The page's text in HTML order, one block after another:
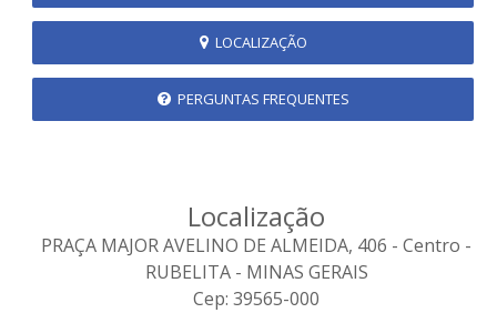
LOCALIZAÇÃO
PERGUNTAS FREQUENTES
Localização
PRAÇA MAJOR AVELINO DE ALMEIDA, 406 - Centro -
RUBELITA - MINAS GERAIS
Cep: 39565-000